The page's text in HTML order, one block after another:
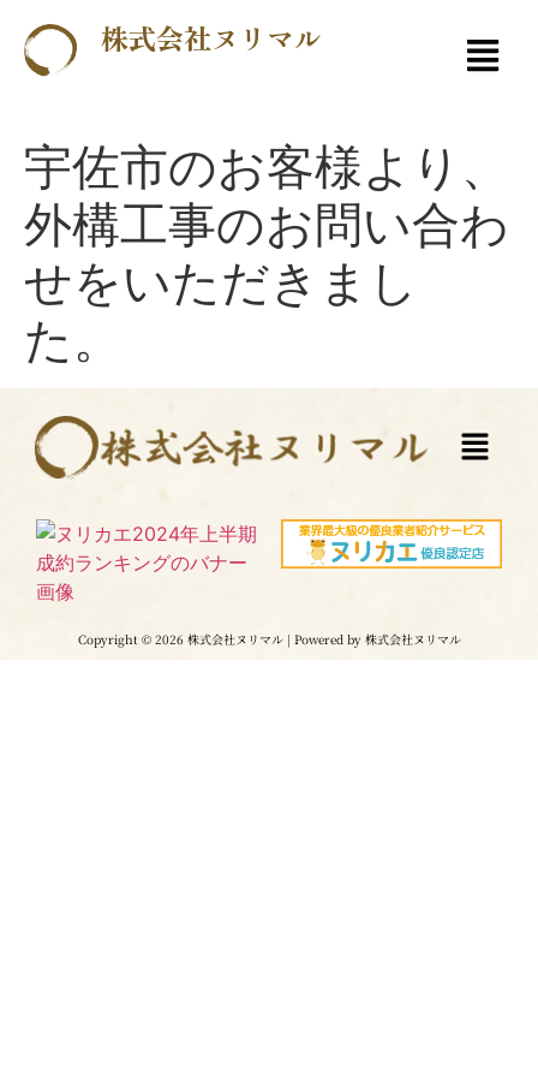
株式会社ヌリマル
宇佐市のお客様より、
外構工事のお問い合わ
せをいただきまし
た。
Copyright © 2026 株式会社ヌリマル | Powered by 株式会社ヌリマル